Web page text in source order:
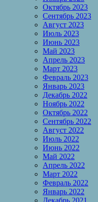
Октябрь 2023
Сентябрь 2023
Август 2023
Июль 2023
Июнь 2023
Май 2023
Апрель 2023
Март 2023
Февраль 2023
Январь 2023
Декабрь 2022
Ноябрь 2022
Октябрь 2022
Сентябрь 2022
Август 2022
Июль 2022
Июнь 2022
Май 2022
Апрель 2022
Март 2022
Февраль 2022
Январь 2022
Декабрь 2021